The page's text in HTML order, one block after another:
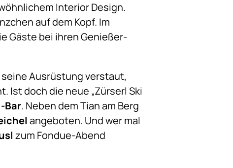
Interior Design.
auf dem Kopf. Im
Gäste bei ihren Genießer-
seine Ausrüstung verstaut,
Ist doch die neue „Zürserl Ski
Bar. Neben dem Tian am Berg
angeboten. Und wer mal
zum Fondue-Abend